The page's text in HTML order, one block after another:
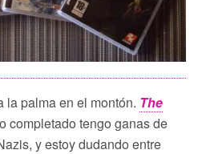
la palma en el montón. The
completado tengo ganas de
y estoy dudando entre